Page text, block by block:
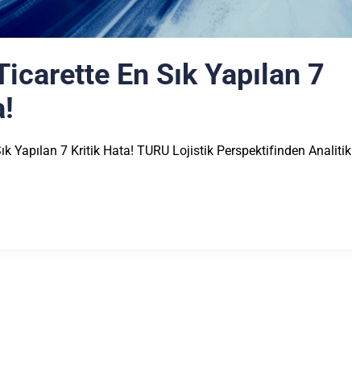
En Sık Yapılan 7
Yapılan 7 Kritik Hata! TURU Lojistik Perspektifinden